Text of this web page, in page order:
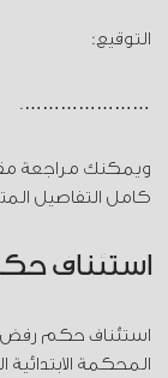
التوقيع:
………………….
ويمكنك مراجعة
كامل التفاصيل
استئناف
استئناف حكم رفض
المحكمة